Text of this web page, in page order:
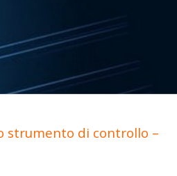
strumento di controllo –